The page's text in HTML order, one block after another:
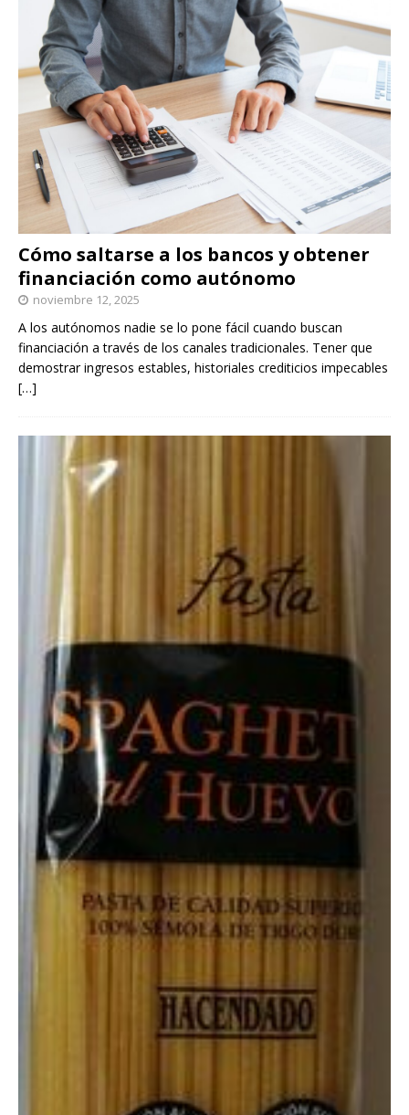
Cómo saltarse a los bancos y obtener
financiación como autónomo
noviembre 12, 2025
A los autónomos nadie se lo pone fácil cuando buscan
financiación a través de los canales tradicionales. Tener que
demostrar ingresos estables, historiales crediticios impecables
[…]